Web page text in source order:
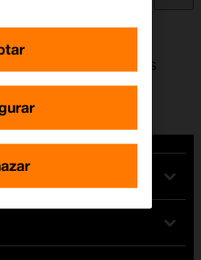
del móvil estén
algunas de las